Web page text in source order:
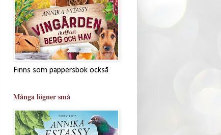
Finns som pappersbok också
Många lögner små